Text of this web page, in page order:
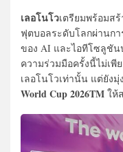
เลอโนโวเตรียมพร้อมส
ฟุตบอลระดับโลกผ่านก
ของ AI และไอทีโซลูชั
ความร่วมมือครั้งนี้ไม่เพี
เลอโนโวเท่านั้น แต่ยัง
World Cup 2026TM ให้